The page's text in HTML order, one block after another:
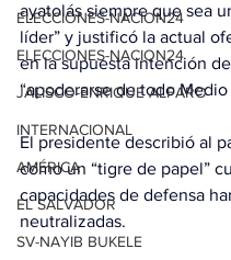
ELECCIONES-NACION24
ELECCIONES-NACION24
JALISCO-ENRIQUE ALFARO
INTERNACIONAL
AMÉRICA
EL SALVADOR
SV-NAYIB BUKELE
ayatolás siempre que sea
líder” y justificó la actual
en la supuesta intención
“apoderarse de todo Medio
El presidente describió al
como un “tigre de papel”
capacidades de defensa
neutralizadas.